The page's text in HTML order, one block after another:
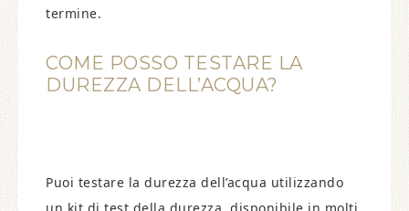
termine.
COME POSSO TESTARE LA
DUREZZA DELL’ACQUA?
Puoi testare la durezza dell’acqua utilizzando